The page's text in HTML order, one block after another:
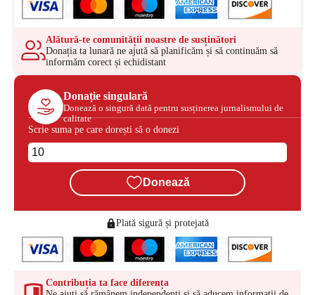
Alătură-te comunității noastre de susținători
Donația ta lunară ne ajută să planificăm și să continuăm să
informăm corect și echidistant
Donație singulară
Donează o singură dată pentru susținerea jurnalismului de
calitate
Scrie suma pe care dorești să o donezi
Donează
Plată sigură și protejată
Contribuția ta face diferența